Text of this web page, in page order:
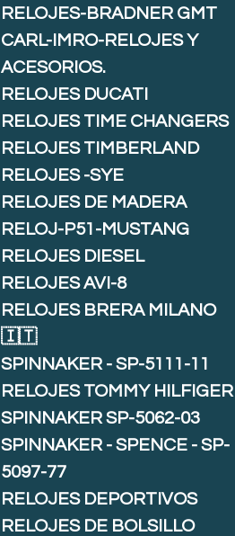
RELOJES-BRADNER GMT
CARL-IMRO-RELOJES Y
ACESORIOS.
RELOJES DUCATI
RELOJES TIME CHANGERS
RELOJES TIMBERLAND
RELOJES -SYE
RELOJES DE MADERA
RELOJ-P51-MUSTANG
RELOJES DIESEL
RELOJES AVI-8
RELOJES BRERA MILANO
🇮🇹
SPINNAKER - SP-5111-11
RELOJES TOMMY HILFIGER
SPINNAKER SP-5062-03
SPINNAKER - SPENCE - SP-
5097-77
RELOJES DEPORTIVOS
RELOJES DE BOLSILLO